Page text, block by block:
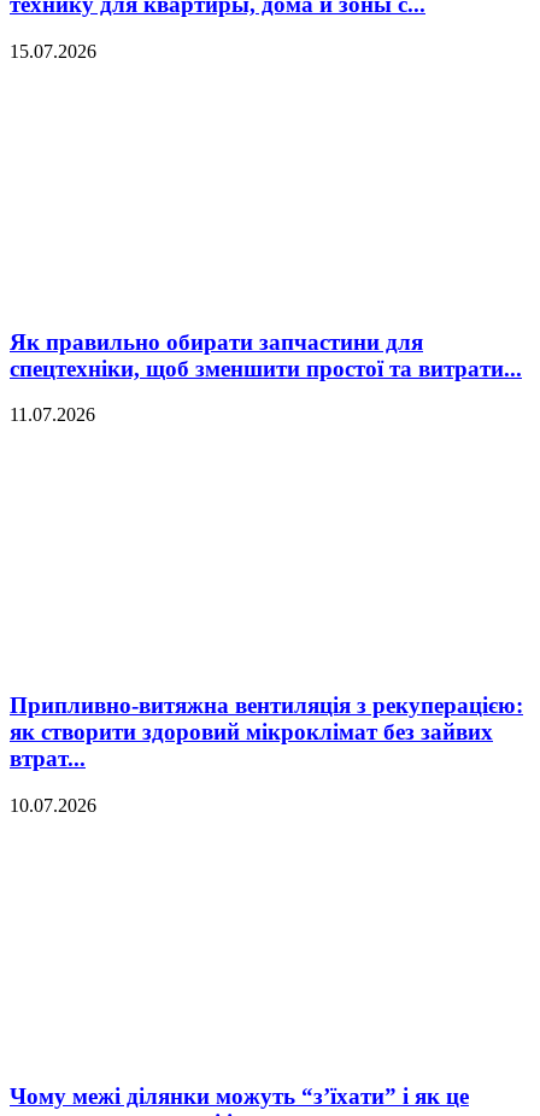
15.07.2026
Як правильно обирати запчастини для
спецтехніки, щоб зменшити простої та витрати...
11.07.2026
Припливно-витяжна вентиляція з рекуперацією:
як створити здоровий мікроклімат без зайвих
втрат...
10.07.2026
Чому межі ділянки можуть “з’їхати” і як це